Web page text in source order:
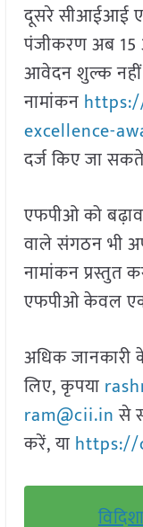
दूसरे सीआईआई
पंजीकरण अब
आवेदन शुल्क
नामांकन
excellence-
दर्ज किए जा
एफपीओ को
वाले संगठन भी
नामांकन प्रस्तुत
एफपीओ केवल एक
अधिक जानकारी
लिए, कृपया
ram@cii.inसे
करें, या https://